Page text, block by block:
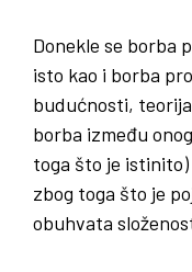
Donekle se borba
isto kao i borba
budućnosti,
borba između
toga što je istinito)
zbog toga što je
obuhvata